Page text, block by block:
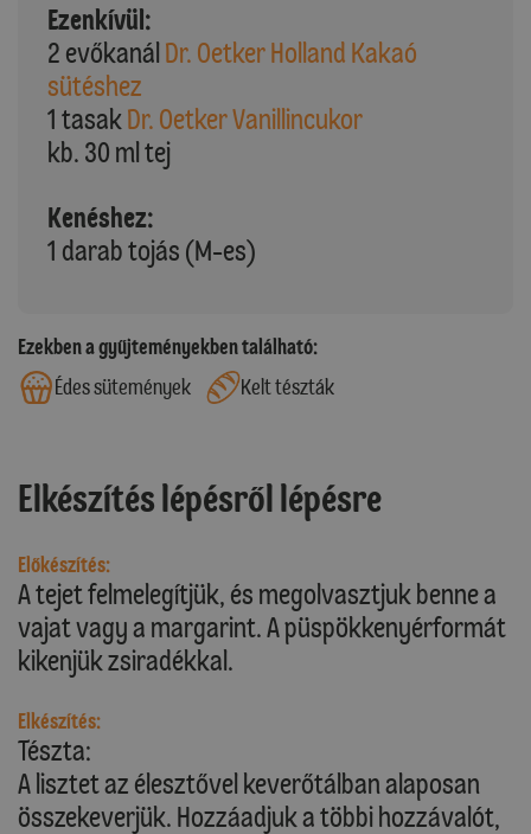
Ezenkívül:
2 evőkanálDr. Oetker Holland Kakaó
sütéshez
1 tasak Dr. Oetker Vanillincukor
kb. 30 ml tej
Kenéshez:
1 darab tojás (M-es)
Ezekben a gyűjteményekben található:
Édes sütemények
Kelt tészták
Elkészítés lépésről lépésre
Előkészítés:
A tejet felmelegítjük, és megolvasztjuk benne a
vajat vagy a margarint. A püspökkenyérformát
kikenjük zsiradékkal.
Elkészítés:
Tészta:
A lisztet az élesztővel keverőtálban alaposan
összekeverjük. Hozzáadjuk a többi hozzávalót,